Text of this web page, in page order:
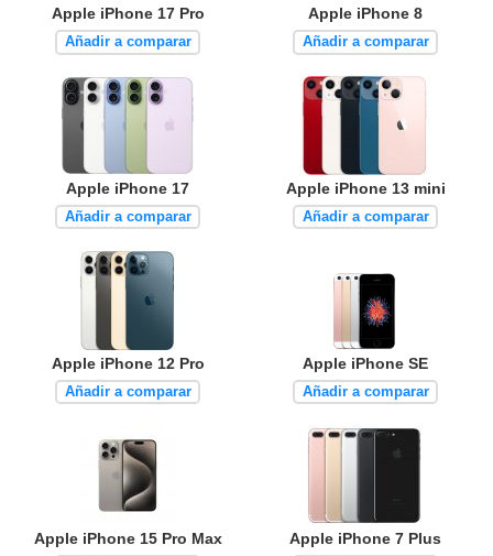
Apple iPhone 17 Pro
Añadir a comparar
Apple iPhone 8
Añadir a comparar
Apple iPhone 17
Añadir a comparar
Apple iPhone 13 mini
Añadir a comparar
Apple iPhone 12 Pro
Añadir a comparar
Apple iPhone SE
Añadir a comparar
Apple iPhone 15 Pro Max Apple iPhone 7 Plus